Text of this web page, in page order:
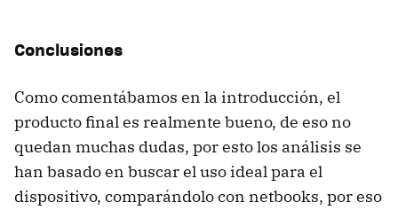
Conclusiones
Como comentábamos en la introducción, el
producto final es realmente bueno, de eso no
quedan muchas dudas, por esto los análisis se
han basado en buscar el uso ideal para el
dispositivo, comparándolo con netbooks, por eso